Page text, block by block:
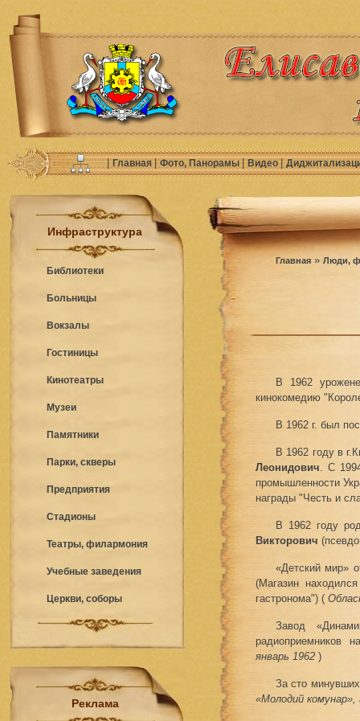
|Главная|Фото, Панорамы|Видео|
Инфраструктура
Библиотеки
Больницы
Вокзалы
Гостиницы
Кинотеатры
Музеи
Памятники
Парки, скверы
Предприятия
Стадионы
Театры, филармония
Учебные заведения
Церкви, соборы
Реклама
Главная » Люди,
В 1962
кинокомедию
В 1962 г. был
В 1962 году в
Леонидович. С
промышленности
награды "Честь и
В 1962 году
Викторович
«Детский мир»
(Магазин
гастронома") (
Завод
радиоприемников
январь 1962 )
За сто
«Молодий комунар»,